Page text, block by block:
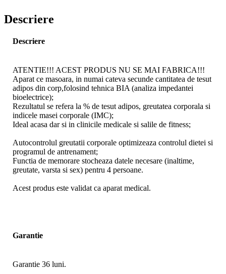
Descriere
Descriere
ATENTIE!!! ACEST PRODUS NU SE MAI FABRICA!!!
Aparat ce masoara, in numai cateva secunde cantitatea de tesut
adipos din corp,folosind tehnica BIA (analiza impedantei
bioelectrice);
Rezultatul se refera la % de tesut adipos, greutatea corporala si
indicele masei corporale (IMC);
Ideal acasa dar si in clinicile medicale si salile de fitness;
Autocontrolul greutatii corporale optimizeaza controlul dietei si
programul de antrenament;
Functia de memorare stocheaza datele necesare (inaltime,
greutate, varsta si sex) pentru 4 persoane.
Acest produs este validat ca aparat medical.
Garantie
Garantie 36 luni.